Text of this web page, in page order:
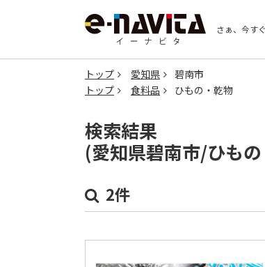
さぁ、今す
トップ 愛知県
碧南市
トップ
食料品 ひもの・乾物
検索結果
(愛知県碧南市/ひもの
2件